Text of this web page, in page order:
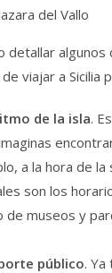
del Vallo
detallar
viajar a Sicilia
de la isla.
a la hora de la
son los
de museos y
público.